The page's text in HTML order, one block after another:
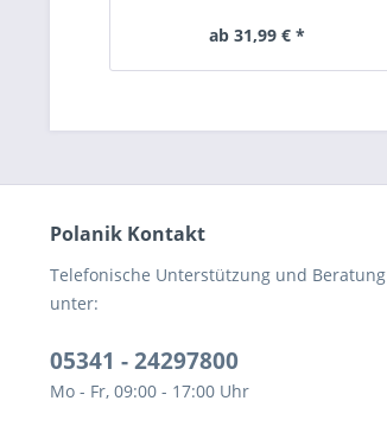
ab 31,99 € *
Polanik Kontakt
Telefonische Unterstützung und Beratung
unter:
05341 - 24297800
Mo - Fr, 09:00 - 17:00 Uhr